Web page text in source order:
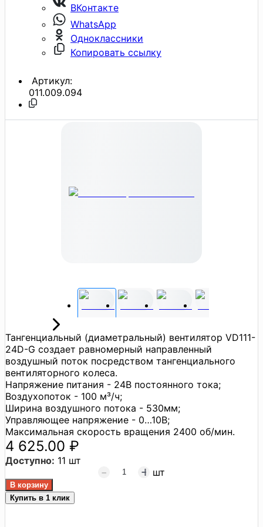
ВКонтакте
WhatsApp
Одноклассники
Копировать ссылку
Артикул:
011.009.094
Тангенциальный (диаметральный) вентилятор VD111-
24D-G создает равномерный направленный
воздушный поток посредством тангенциального
вентиляторного колеса.
Напряжение питания - 24В постоянного тока;
Воздухопоток - 100 м³/ч;
Ширина воздушного потока - 530мм;
Управляющее напряжение - 0…10В;
Максимальная скорость вращения 2400 об/мин.
4 625.00 ₽
Доступно: 11 шт
шт
Купить в 1 клик